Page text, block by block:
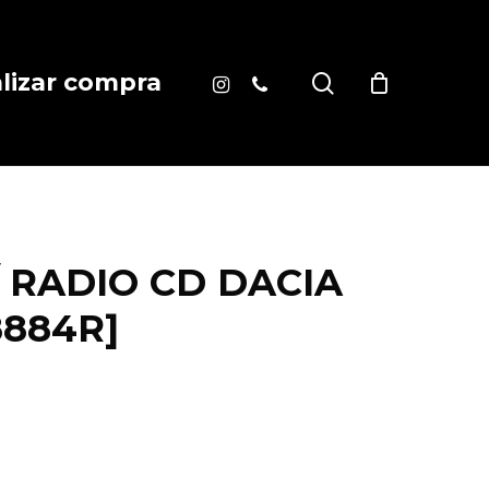
compra instagram
phone search
CD DACIA